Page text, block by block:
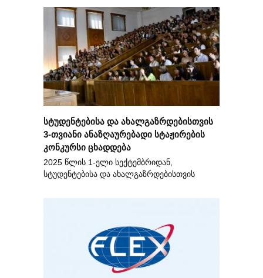
სტუდენტებისა და ახალგაზრდებისთვის
3-თვიანი ანაზღაურებადი სტაჟირების
კონკურსი ცხადდება
2025 წლის 1-ელი სექტემბრიდან,
სტუდენტებისა და ახალგაზრდებისთვის